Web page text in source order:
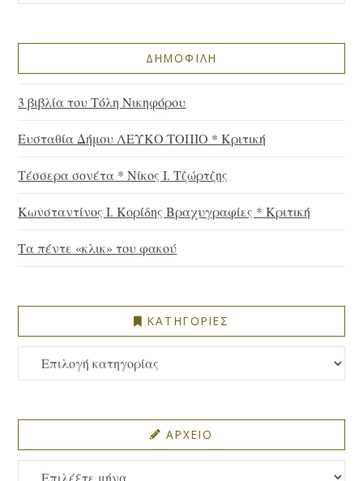
ΔΗΜΟΦΙΛΗ
3 βιβλία του Τόλη Νικηφόρου
Ευσταθία Δήμου ΛΕΥΚΟ ΤΟΠΙΟ * Κριτική
Τέσσερα σονέτα * Νίκος Ι. Τζώρτζης
Κωνσταντίνος Ι. Κορίδης Βραχυγραφίες * Κριτική
Τα πέντε «κλικ» του φακού
ΚΑΤΗΓΟΡΙΕΣ
ΚΑΤΗΓΟΡΙΕΣ
ΑΡΧΕΙΟ
ΑΡΧΕΙΟ